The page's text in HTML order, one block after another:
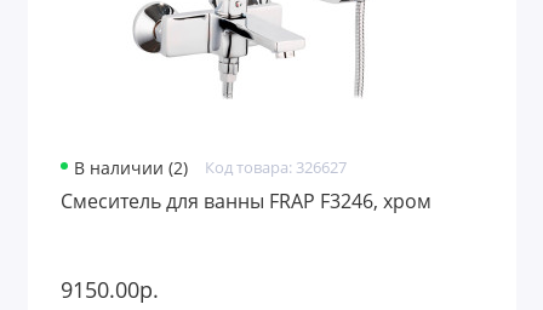
В наличии (2) Код товара: 326627
Смеситель для ванны FRAP F3246, хром
9150.00р.